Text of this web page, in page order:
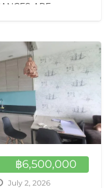
ARE
฿6,500,000
July 2, 2026